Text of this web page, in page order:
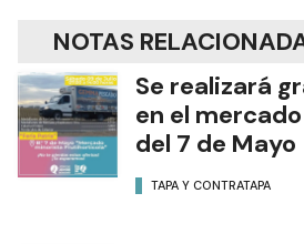
NOTAS
Se realizará
en el
del 7 de Mayo
TAPA Y CONTRATAPA